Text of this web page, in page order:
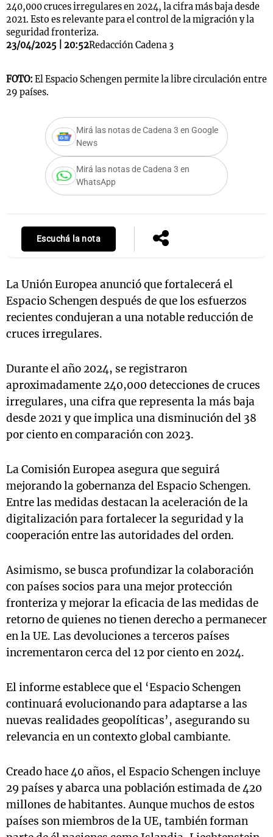
240,000 cruces irregulares en 2024, la cifra más baja desde
2021. Esto es relevante para el control de la migración y la
seguridad fronteriza.
23/04/2025 | 20:52Redacción Cadena 3
FOTO: El Espacio Schengen permite la libre circulación entre
29 países.
Mirá las notas de Cadena 3 en Google
News
Mirá las notas de Cadena 3 en
WhatsApp
Escuchá la nota
La Unión Europea anunció que fortalecerá el
Espacio Schengen después de que los esfuerzos
recientes condujeran a una notable reducción de
cruces irregulares.
Durante el año 2024, se registraron
aproximadamente 240,000 detecciones de cruces
irregulares, una cifra que representa la más baja
desde 2021 y que implica una disminución del 38
por ciento en comparación con 2023.
La Comisión Europea asegura que seguirá
mejorando la gobernanza del Espacio Schengen.
Entre las medidas destacan la aceleración de la
digitalización para fortalecer la seguridad y la
cooperación entre las autoridades del orden.
Asimismo, se busca profundizar la colaboración
con países socios para una mejor protección
fronteriza y mejorar la eficacia de las medidas de
retorno de quienes no tienen derecho a permanecer
en la UE. Las devoluciones a terceros países
incrementaron cerca del 12 por ciento en 2024.
El informe establece que el ‘Espacio Schengen
continuará evolucionando para adaptarse a las
nuevas realidades geopolíticas’, asegurando su
relevancia en un contexto global cambiante.
Creado hace 40 años, el Espacio Schengen incluye
29 países y abarca una población estimada de 420
millones de habitantes. Aunque muchos de estos
países son miembros de la UE, también forman
Notas